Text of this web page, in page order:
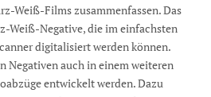
Weiß-Films zusammenfassen. Das
Weiß-Negative, die im einfachsten
digitalisiert werden können.
Negativen auch in einem weiteren
entwickelt werden. Dazu